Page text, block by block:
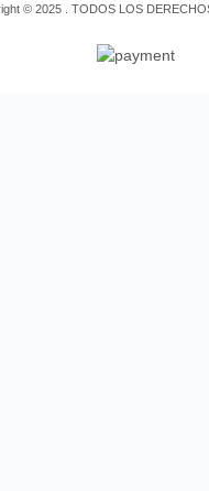
© 2025 . TODOS LOS